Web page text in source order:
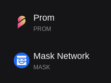
Prom
PROM
Mask Network
MASK